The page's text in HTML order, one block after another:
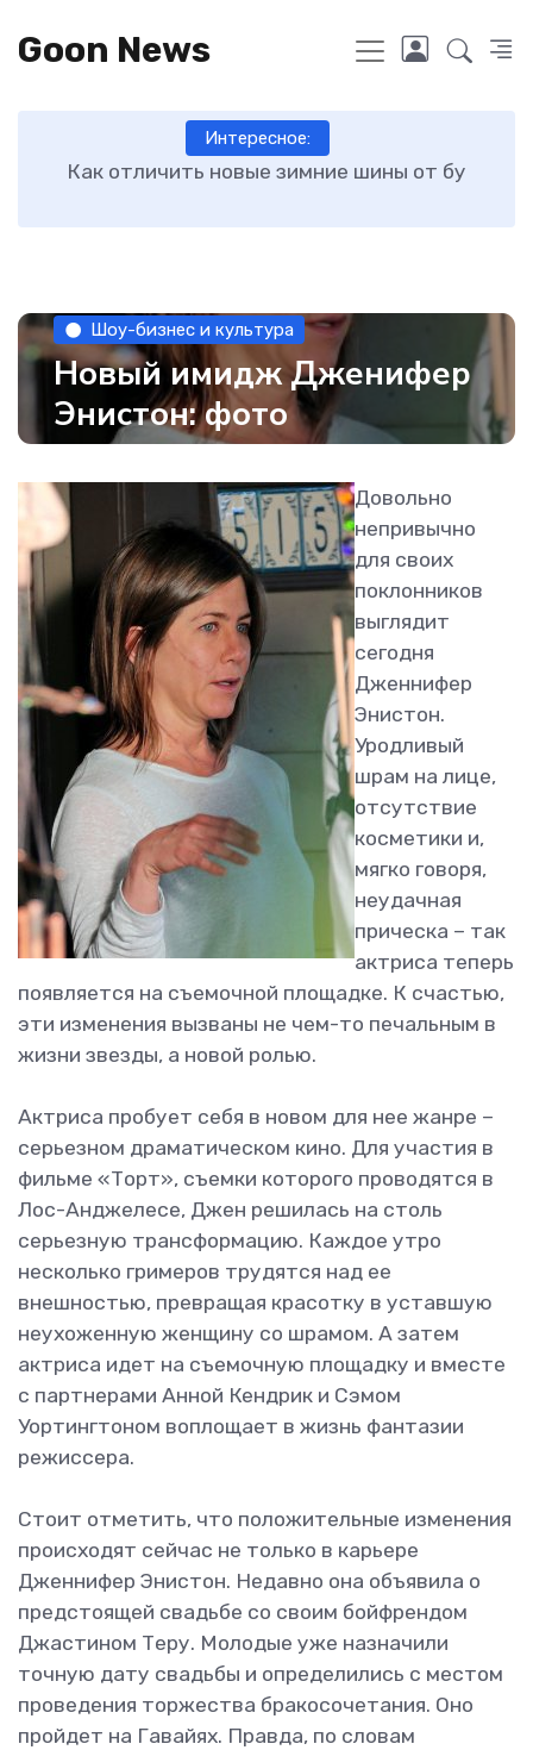
Goon News
Интересное:
Как отличить новые зимние шины от бу
Шоу-бизнес и культура
Новый имидж Дженифер
Энистон: фото
Довольно
непривычно
для своих
поклонников
выглядит
сегодня
Дженнифер
Энистон.
Уродливый
шрам на лице,
отсутствие
косметики и,
мягко говоря,
неудачная
прическа – так
актриса теперь
появляется на съемочной площадке. К счастью,
эти изменения вызваны не чем-то печальным в
жизни звезды, а новой ролью.
Актриса пробует себя в новом для нее жанре –
серьезном драматическом кино. Для участия в
фильме «Торт», съемки которого проводятся в
Лос-Анджелесе, Джен решилась на столь
серьезную трансформацию. Каждое утро
несколько гримеров трудятся над ее
внешностью, превращая красотку в уставшую
неухоженную женщину со шрамом. А затем
актриса идет на съемочную площадку и вместе
с партнерами Анной Кендрик и Сэмом
Уортингтоном воплощает в жизнь фантазии
режиссера.
Стоит отметить, что положительные изменения
происходят сейчас не только в карьере
Дженнифер Энистон. Недавно она объявила о
предстоящей свадьбе со своим бойфрендом
Джастином Теру. Молодые уже назначили
точную дату свадьбы и определились с местом
проведения торжества бракосочетания. Оно
пройдет на Гавайях. Правда, по словам